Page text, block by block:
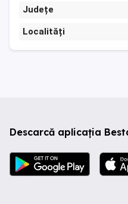
Județe
Localități
Descarcă aplicația